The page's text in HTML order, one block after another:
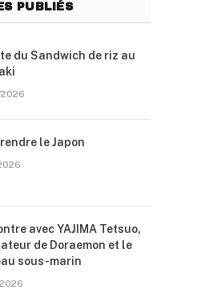
PUBLIÉS
du Sandwich de riz au
le Japon
avec YAJIMA Tetsuo,
de Doraemon et le
sous-marin